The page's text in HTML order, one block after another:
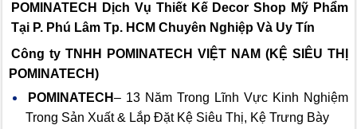
POMINATECH Dịch Vụ Thiết Kế Decor Shop Mỹ Phẩm
Tại P. Phú Lâm Tp. HCM Chuyên Nghiệp Và Uy Tín
Công ty TNHH POMINATECH VIỆT NAM (KỆ SIÊU THỊ
POMINATECH)
POMINATECH– 13 Năm Trong Lĩnh Vực Kinh Nghiệm
Trong Sản Xuất & Lắp Đặt Kệ Siêu Thị, Kệ Trưng Bày